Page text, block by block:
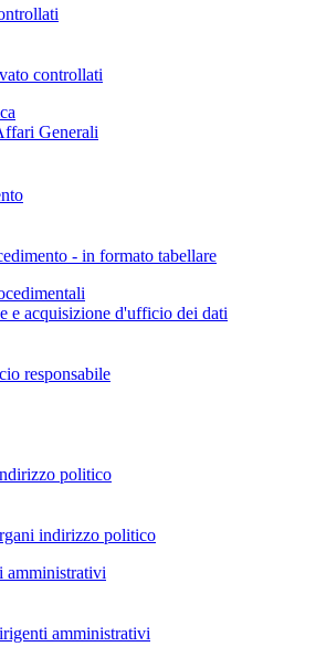
controllati
Generali
- in formato tabellare
e acquisizione d'ufficio dei dati
responsabile
politico
indirizzo politico
amministrativi
amministrativi